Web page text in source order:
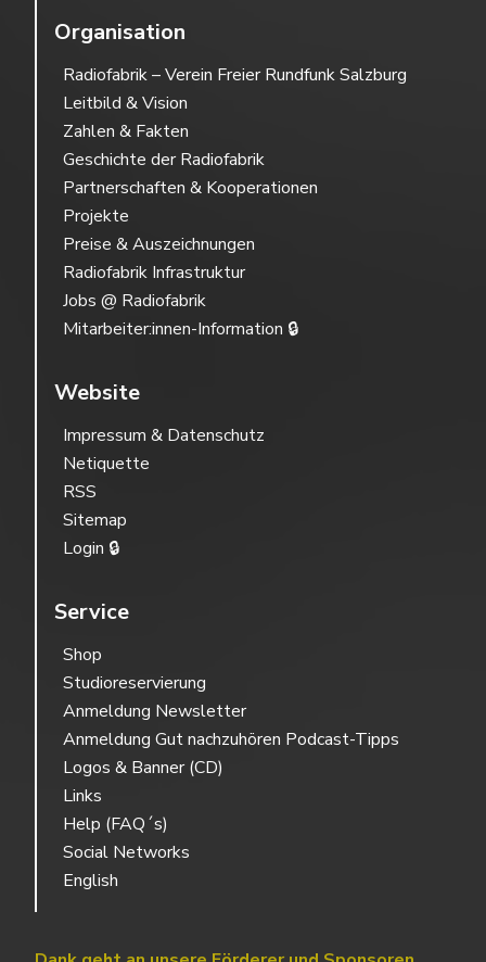
Organisation
Radiofabrik – Verein Freier Rundfunk Salzburg
Leitbild & Vision
Zahlen & Fakten
Geschichte der Radiofabrik
Partnerschaften & Kooperationen
Projekte
Preise & Auszeichnungen
Radiofabrik Infrastruktur
Jobs @ Radiofabrik
Mitarbeiter:innen-Information 🔒
Website
Impressum & Datenschutz
Netiquette
RSS
Sitemap
Login 🔒
Service
Shop
Studioreservierung
Anmeldung Newsletter
Anmeldung Gut nachzuhören Podcast-Tipps
Logos & Banner (CD)
Links
Help (FAQ´s)
Social Networks
English